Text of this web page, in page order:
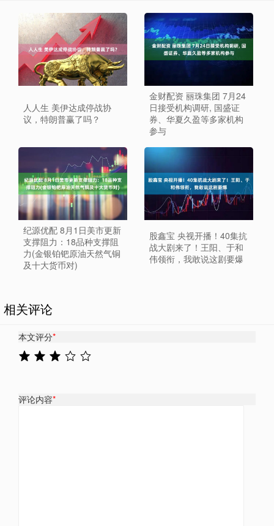
人人生 美伊达成停战协
议，特朗普赢了吗？
金财配资 丽珠集团 7月24
日接受机构调研, 国盛证
券、华夏久盈等多家机构
参与
纪源优配 8月1日美市更新
支撑阻力：18品种支撑阻
力(金银铂钯原油天然气铜
及十大货币对)
股鑫宝 央视开播！40集抗
战大剧来了！王阳、于和
伟领衔，我敢说这剧要爆
相关评论
本文评分*
评论内容*